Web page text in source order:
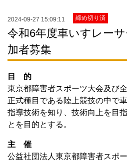
2024-09-27 15:09:11 締め切り済
令和6年度車いすレー
加者募集
目 的
東京都障害者スポーツ大会及び
正式種目である陸上競技の中で
指導技術を知り、技術向上を目
とを目的とする。
主 催
公益社団法人東京都障害者スポ